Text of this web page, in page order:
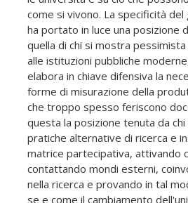
come si vivono. La specificità
ha portato in luce una posizione
quella di chi si mostra
alle istituzioni pubbliche
elabora in chiave difensiva la
forme di misurazione della
che troppo spesso feriscono
questa la posizione tenuta da
pratiche alternative di ricerca e
matrice partecipativa, attivando
contattando mondi esterni,
nella ricerca e provando in tal
se e come il cambiamento